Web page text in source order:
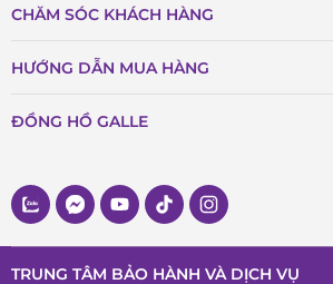
CHĂM SÓC KHÁCH HÀNG
HƯỚNG DẪN MUA HÀNG
ĐỒNG HỒ GALLE
TRUNG TÂM BẢO HÀNH VÀ DỊCH VỤ